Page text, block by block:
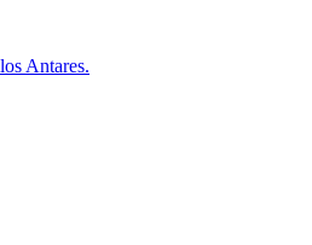
Antares.